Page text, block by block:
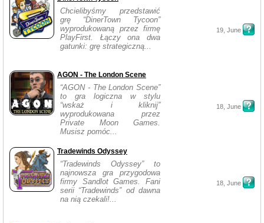
Chcielibyśmy przedstawić
grę “DinerTown Tycoon”
wyprodukowaną przez firmę
PlayFirst. Łączy ona dwa
gatunki: grę strategiczną...
19, June
AGON - The London Scene
“AGON - The London Scene”
to gra logiczna w stylu
“wskaż i kliknij”
wyprodukowana przez
Private Moon Games.
Musisz pomóc...
18, June
Tradewinds Odyssey
“Tradewinds Odyssey” to
najnowsza gra przygodowa
firmy Sandlot Games. Fani
serii “Tradewinds” od dawna
na nią czekali!...
18, June